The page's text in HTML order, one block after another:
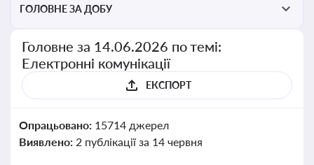
ГОЛОВНЕ ЗА ДОБУ
Головне за 14.06.2026 по темі:
Електронні комунікації
ЕКСПОРТ
Опрацьовано: 15714 джерел
Виявлено: 2 публікації за 14 червня